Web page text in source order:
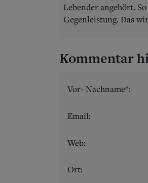
Lebender angehört.
Gegenleistung. Das
Kommentar
Vor- Nachname*:
Email:
Web:
Ort: